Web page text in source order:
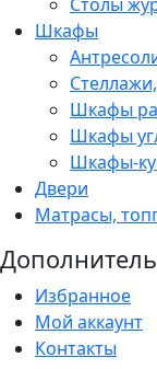
Столы
Шкафы
Шкафы
Шкафы
Шкафы-
Двери
Матрасы,
Избранное
Мой аккаунт
Контакты